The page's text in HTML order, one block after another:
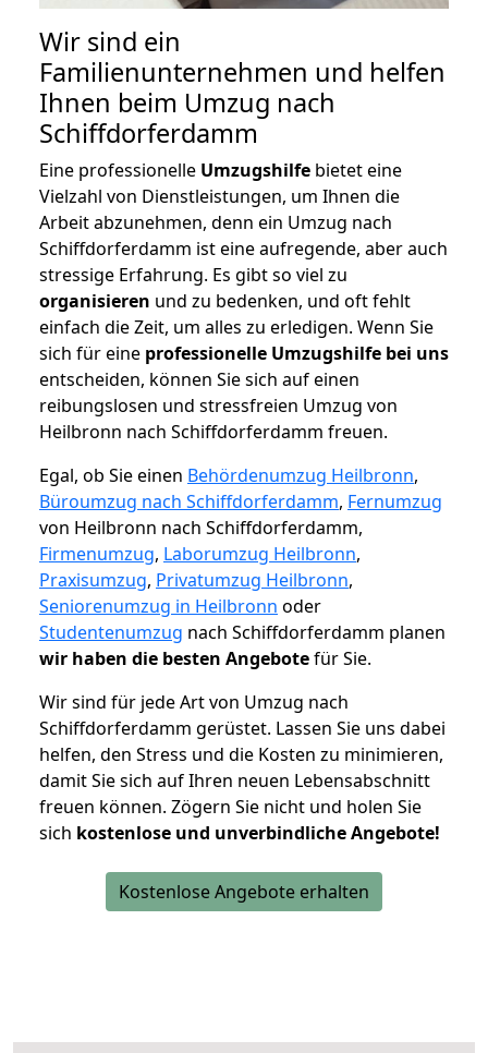
Wir sind ein
Familienunternehmen und helfen
Ihnen beim Umzug nach
Schiffdorferdamm
Eine professionelle Umzugshilfe bietet eine
Vielzahl von Dienstleistungen, um Ihnen die
Arbeit abzunehmen, denn ein Umzug nach
Schiffdorferdamm ist eine aufregende, aber auch
stressige Erfahrung. Es gibt so viel zu
organisieren und zu bedenken, und oft fehlt
einfach die Zeit, um alles zu erledigen. Wenn Sie
sich für eine professionelle Umzugshilfe bei uns
entscheiden, können Sie sich auf einen
reibungslosen und stressfreien Umzug von
Heilbronn nach Schiffdorferdamm freuen.
Egal, ob Sie einen Behördenumzug Heilbronn,
Büroumzug nach Schiffdorferdamm, Fernumzug
von Heilbronn nach Schiffdorferdamm,
Firmenumzug, Laborumzug Heilbronn,
Praxisumzug, Privatumzug Heilbronn,
Seniorenumzug in Heilbronn oder
Studentenumzug nach Schiffdorferdamm planen
wir haben die besten Angebotefür Sie.
Wir sind für jede Art von Umzug nach
Schiffdorferdamm gerüstet. Lassen Sie uns dabei
helfen, den Stress und die Kosten zu minimieren,
damit Sie sich auf Ihren neuen Lebensabschnitt
freuen können. Zögern Sie nicht und holen Sie
sich kostenlose und unverbindliche Angebote!
Kostenlose Angebote erhalten